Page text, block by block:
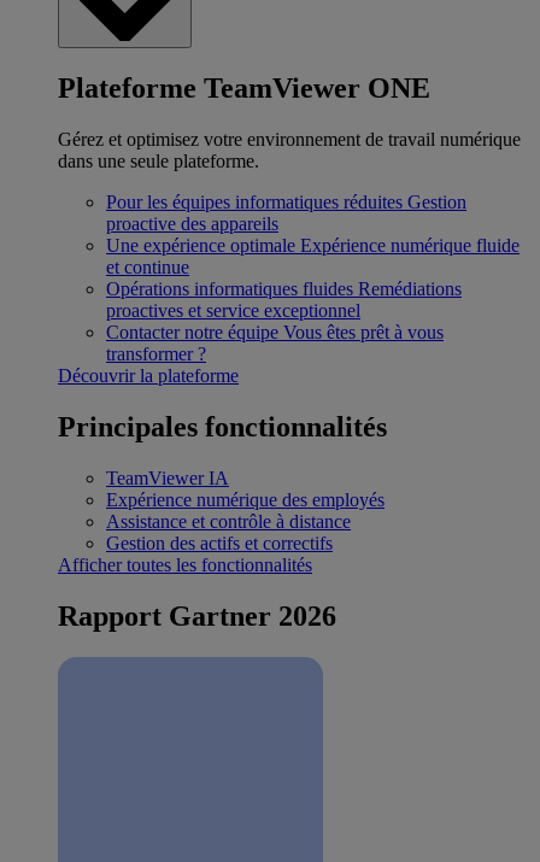
Plateforme TeamViewer ONE
Gérez et optimisez votre environnement de travail numérique
dans une seule plateforme.
Pour les équipes informatiques réduites Gestion
proactive des appareils
Une expérience optimale Expérience numérique fluide
et continue
Opérations informatiques fluides Remédiations
proactives et service exceptionnel
Contacter notre équipe Vous êtes prêt à vous
transformer ?
Découvrir la plateforme
Principales fonctionnalités
TeamViewer IA
Expérience numérique des employés
Assistance et contrôle à distance
Gestion des actifs et correctifs
Afficher toutes les fonctionnalités
Rapport Gartner 2026